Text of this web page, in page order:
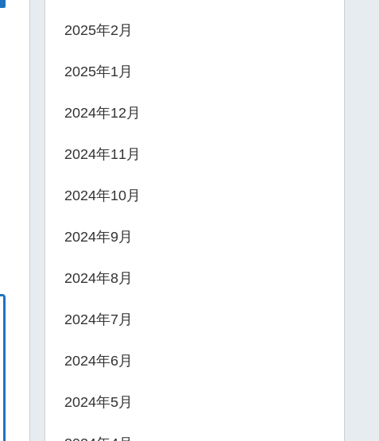
2025年2月
2025年1月
2024年12月
2024年11月
2024年10月
2024年9月
2024年8月
2024年7月
2024年6月
2024年5月